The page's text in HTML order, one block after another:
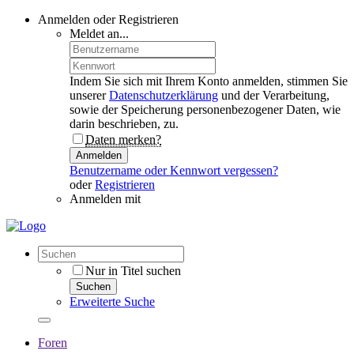
Anmelden oder Registrieren
Meldet an...
Indem Sie sich mit Ihrem Konto anmelden, stimmen Sie
unsererDatenschutzerklärung und der Verarbeitung,
sowie der Speicherung personenbezogener Daten, wie
darin beschrieben, zu.
Daten merken?
Anmelden
Benutzername oder Kennwort vergessen?
oderRegistrieren
Anmelden mit
Nur in Titel suchen
Suchen
Erweiterte Suche
Foren